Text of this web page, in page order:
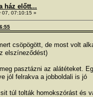
ház előtt...
07, 07:10:15 »
csöpögött, de most volt
elszíneződést)
pasztázni az alátéteket.
jól felrakva a jobboldali is jó
túl tolták homokszórást és